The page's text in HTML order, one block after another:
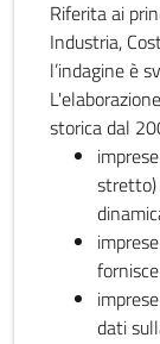
Riferita ai
Industria,
l’indagine è
storica dal
stretto)
dati